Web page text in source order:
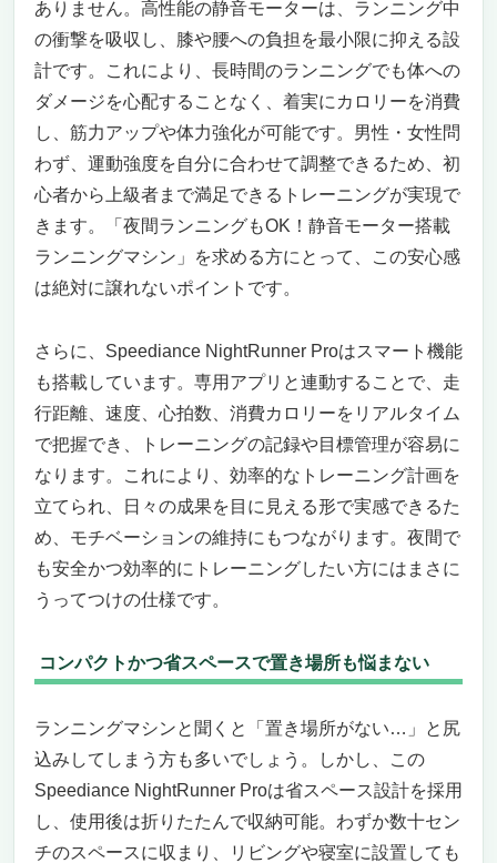
ありません。高性能の静音モーターは、ランニング中
の衝撃を吸収し、膝や腰への負担を最小限に抑える設
計です。これにより、長時間のランニングでも体への
ダメージを心配することなく、着実にカロリーを消費
し、筋力アップや体力強化が可能です。男性・女性問
わず、運動強度を自分に合わせて調整できるため、初
心者から上級者まで満足できるトレーニングが実現で
きます。「夜間ランニングもOK！静音モーター搭載
ランニングマシン」を求める方にとって、この安心感
は絶対に譲れないポイントです。
さらに、Speediance NightRunner Proはスマート機能
も搭載しています。専用アプリと連動することで、走
行距離、速度、心拍数、消費カロリーをリアルタイム
で把握でき、トレーニングの記録や目標管理が容易に
なります。これにより、効率的なトレーニング計画を
立てられ、日々の成果を目に見える形で実感できるた
め、モチベーションの維持にもつながります。夜間で
も安全かつ効率的にトレーニングしたい方にはまさに
うってつけの仕様です。
コンパクトかつ省スペースで置き場所も悩まない
ランニングマシンと聞くと「置き場所がない…」と尻
込みしてしまう方も多いでしょう。しかし、この
Speediance NightRunner Proは省スペース設計を採用
し、使用後は折りたたんで収納可能。わずか数十セン
チのスペースに収まり、リビングや寝室に設置しても